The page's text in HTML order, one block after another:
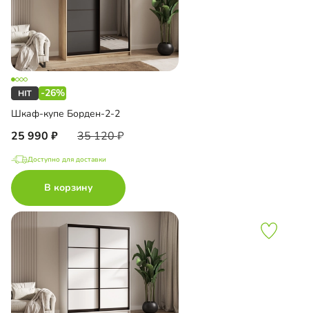
-26%
Шкаф-купе Борден-2-2
25 990 35 120
Доступно для доставки
В корзину